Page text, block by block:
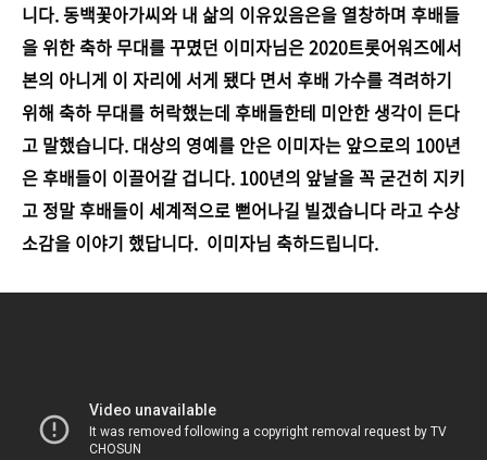
니다. 동백꽃아가씨와 내 삶의 이유있음은을 열창하며 후배들
을 위한 축하 무대를 꾸몄던 이미자님은 2020트롯어워즈에서
본의 아니게 이 자리에 서게 됐다 면서 후배 가수를 격려하기
위해 축하 무대를 허락했는데 후배들한테 미안한 생각이 든다
고 말했습니다. 대상의 영예를 안은 이미자는 앞으로의 100년
은 후배들이 이끌어갈 겁니다. 100년의 앞날을 꼭 굳건히 지키
고 정말 후배들이 세계적으로 뻗어나길 빌겠습니다 라고 수상
소감을 이야기 했답니다. 이미자님 축하드립니다.